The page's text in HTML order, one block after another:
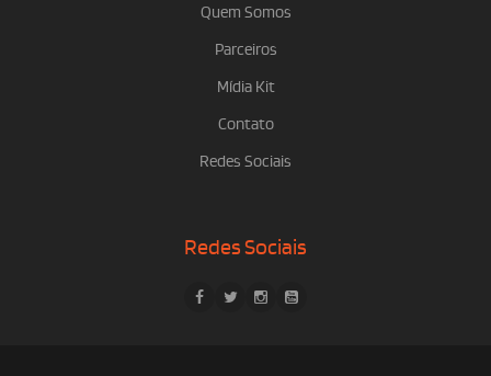
Quem Somos
Parceiros
Mídia Kit
Contato
Redes Sociais
Redes Sociais